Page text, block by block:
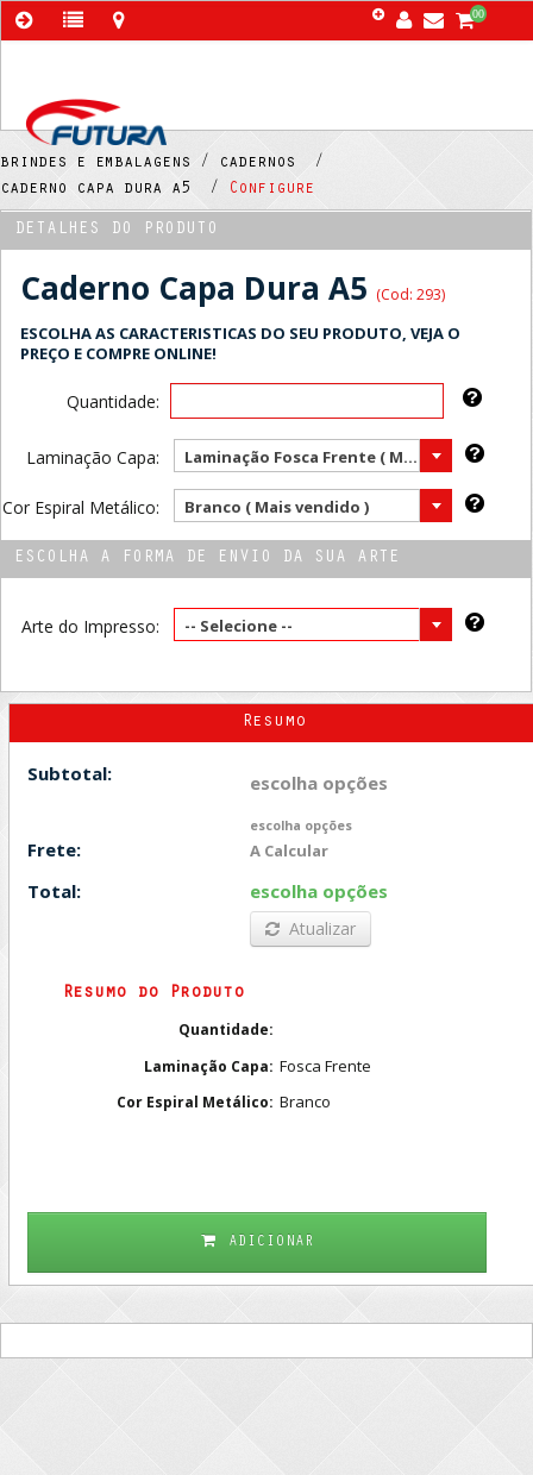
00
brindes e embalagens /
cadernos /
caderno capa dura a5 /
Configure
DETALHES DO PRODUTO
Caderno Capa Dura A5 (Cod: 293)
ESCOLHA AS CARACTERISTICAS DO SEU PRODUTO, VEJA O
PREÇO E COMPRE ONLINE!
Quantidade:
Laminação Capa: Laminação Fosca Frente ( Mais vendido )
Cor Espiral Metálico: Branco ( Mais vendido )
ESCOLHA A FORMA DE ENVIO DA SUA ARTE
Arte do Impresso: -- Selecione --
Resumo
Subtotal: escolha opções
escolha opções
Frete: A Calcular
Total: escolha opções
Atualizar
Resumo do Produto
Quantidade:
Laminação Capa: Fosca Frente
Cor Espiral Metálico: Branco
ADICIONAR